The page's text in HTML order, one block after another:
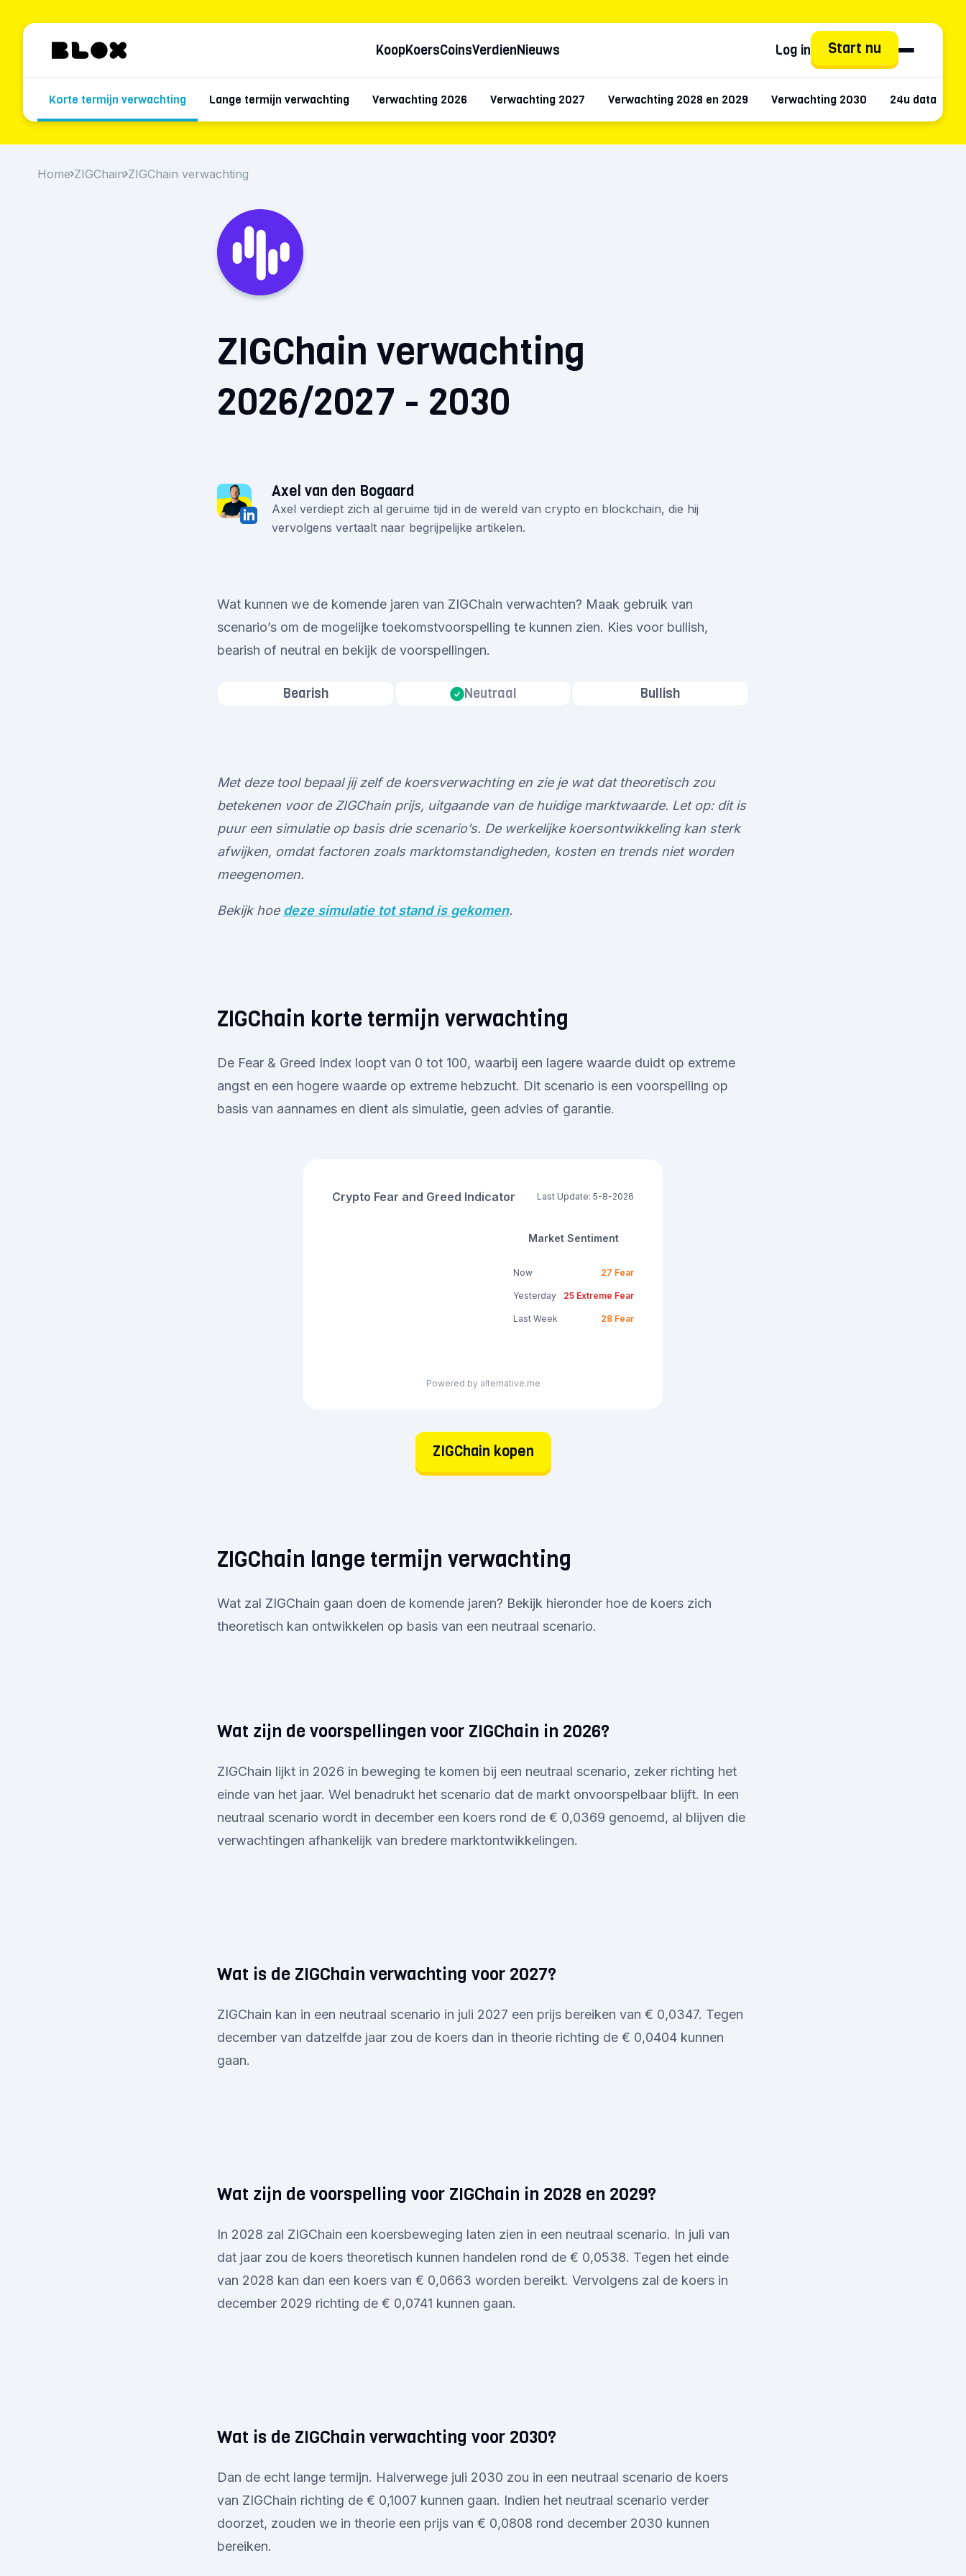
KoopKoersCoinsVerdienNieuws Log in Start nu
Korte termijn verwachting Lange termijn verwachting Verwachting 2026 Verwachting 2027 Verwachting 2028 en 2029 Verwachting 2030 24u data
Home ZIGChain ZIGChain verwachting
ZIGChain verwachting
2026/2027 - 2030
Axel van den Bogaard
Axel verdiept zich al geruime tijd in de wereld van crypto en blockchain, die hij
vervolgens vertaalt naar begrijpelijke artikelen.
Wat kunnen we de komende jaren van ZIGChain verwachten? Maak gebruik van
scenario’s om de mogelijke toekomstvoorspelling te kunnen zien. Kies voor bullish,
bearish of neutral en bekijk de voorspellingen.
Bearish Neutraal Bullish
Met deze tool bepaal jij zelf de koersverwachting en zie je wat dat theoretisch zou
betekenen voor de ZIGChain prijs, uitgaande van de huidige marktwaarde. Let op: dit is
puur een simulatie op basis drie scenario’s. De werkelijke koersontwikkeling kan sterk
afwijken, omdat factoren zoals marktomstandigheden, kosten en trends niet worden
meegenomen.
Bekijk hoe deze simulatie tot stand is gekomen.
ZIGChain korte termijn verwachting
De Fear & Greed Index loopt van 0 tot 100, waarbij een lagere waarde duidt op extreme
angst en een hogere waarde op extreme hebzucht. Dit scenario is een voorspelling op
basis van aannames en dient als simulatie, geen advies of garantie.
Crypto Fear and Greed Indicator Last Update: 5-8-2026
Market Sentiment
Now 27 Fear
Yesterday 25 Extreme Fear
Last Week 28 Fear
Powered by alternative.me
ZIGChain kopen
ZIGChain lange termijn verwachting
Wat zal ZIGChain gaan doen de komende jaren? Bekijk hieronder hoe de koers zich
theoretisch kan ontwikkelen op basis van een neutraal scenario.
Wat zijn de voorspellingen voor ZIGChain in 2026?
ZIGChain lijkt in 2026 in beweging te komen bij een neutraal scenario, zeker richting het
einde van het jaar. Wel benadrukt het scenario dat de markt onvoorspelbaar blijft. In een
neutraal scenario wordt in december een koers rond de € 0,0369 genoemd, al blijven die
verwachtingen afhankelijk van bredere marktontwikkelingen.
Wat is de ZIGChain verwachting voor 2027?
ZIGChain kan in een neutraal scenario in juli 2027 een prijs bereiken van € 0,0347. Tegen
december van datzelfde jaar zou de koers dan in theorie richting de € 0,0404 kunnen
gaan.
Wat zijn de voorspelling voor ZIGChain in 2028 en 2029?
In 2028 zal ZIGChain een koersbeweging laten zien in een neutraal scenario. In juli van
dat jaar zou de koers theoretisch kunnen handelen rond de € 0,0538. Tegen het einde
van 2028 kan dan een koers van € 0,0663 worden bereikt. Vervolgens zal de koers in
december 2029 richting de € 0,0741 kunnen gaan.
Wat is de ZIGChain verwachting voor 2030?
Dan de echt lange termijn. Halverwege juli 2030 zou in een neutraal scenario de koers
van ZIGChain richting de € 0,1007 kunnen gaan. Indien het neutraal scenario verder
doorzet, zouden we in theorie een prijs van € 0,0808 rond december 2030 kunnen
bereiken.